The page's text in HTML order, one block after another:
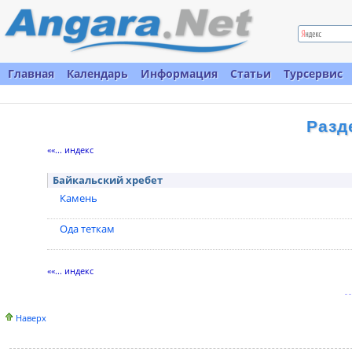
Главная Календарь Информация Статьи Турсервис
««... индекс
Байкальский хребет
Камень
Ода теткам
««... индекс
Наверх